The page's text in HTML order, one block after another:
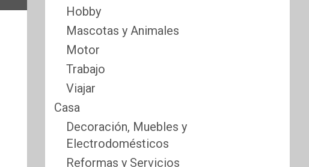
Hobby
Mascotas y Animales
Motor
Trabajo
Viajar
Casa
Decoración, Muebles y
Electrodomésticos
Reformas y Servicios